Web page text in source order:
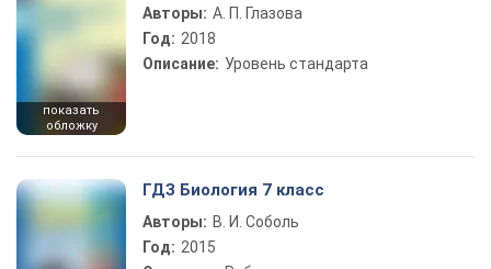
показать
обложку
Авторы: А. П. Глазова
Год: 2018
Описание: Уровень стандарта
ГДЗ Биология 7 класс
Авторы: В. И. Соболь
Год: 2015